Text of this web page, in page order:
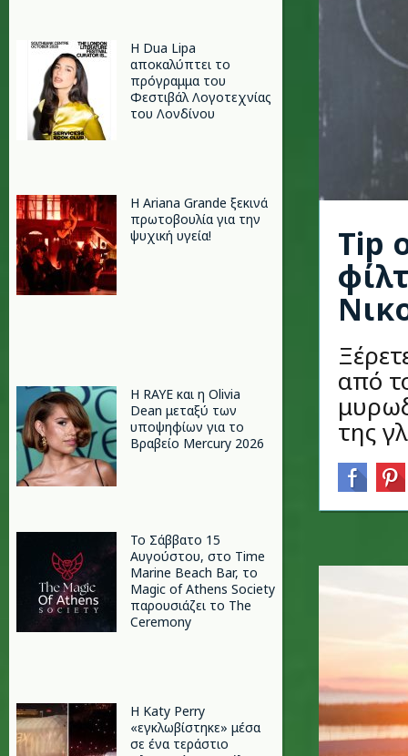
Η Dua Lipa
αποκαλύπτει το
πρόγραμμα του
Φεστιβάλ Λογοτεχνίας
του Λονδίνου
Η Ariana Grande ξεκινά
πρωτοβουλία για την
ψυχική υγεία!
Η RAYE και η Olivia
Dean μεταξύ των
υποψηφίων για το
Βραβείο Mercury 2026
Το Σάββατο 15
Αυγούστου, στο Time
Marine Beach Bar, το
Magic of Athens Society
παρουσιάζει το The
Ceremony
H Katy Perry
«εγκλωβίστηκε» μέσα
σε ένα τεράστιο
Tip
από
της